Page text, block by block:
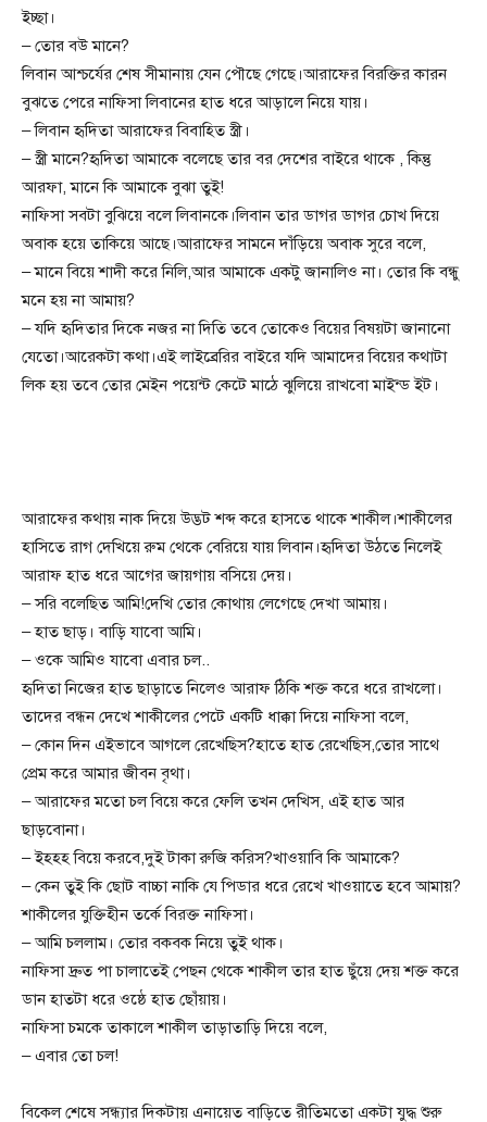
ইচ্ছা।
– তোর বউ মানে?
লিবান আশ্চর্যের শেষ সীমানায় যেন পৌছে গেছে।আরাফের বিরক্তির কারন
বুঝতে পেরে নাফিসা লিবানের হাত ধরে আড়ালে নিয়ে যায়।
– লিবান হৃদিতা আরাফের বিবাহিত স্ত্রী।
– স্ত্রী মানে?হৃদিতা আমাকে বলেছে তার বর দেশের বাইরে থাকে , কিন্তু
আরফা, মানে কি আমাকে বুঝা তুই!
নাফিসা সবটা বুঝিয়ে বলে লিবানকে।লিবান তার ডাগর ডাগর চোখ দিয়ে
অবাক হয়ে তাকিয়ে আছে।আরাফের সামনে দাঁড়িয়ে অবাক সুরে বলে,
– মানে বিয়ে শাদী করে নিলি,আর আমাকে একটু জানালিও না। তোর কি বন্ধু
মনে হয় না আমায়?
– যদি হৃদিতার দিকে নজর না দিতি তবে তোকেও বিয়ের বিষয়টা জানানো
যেতো।আরেকটা কথা।এই লাইব্রেরির বাইরে যদি আমাদের বিয়ের কথাটা
লিক হয় তবে তোর মেইন পয়েন্ট কেটে মাঠে ঝুলিয়ে রাখবো মাইন্ড ইট।
আরাফের কথায় নাক দিয়ে উদ্ভট শব্দ করে হাসতে থাকে শাকীল।শাকীলের
হাসিতে রাগ দেখিয়ে রুম থেকে বেরিয়ে যায় লিবান।হৃদিতা উঠতে নিলেই
আরাফ হাত ধরে আগের জায়গায় বসিয়ে দেয়।
– সরি বলেছিত আমি!দেখি তোর কোথায় লেগেছে দেখা আমায়।
– হাত ছাড়। বাড়ি যাবো আমি।
– ওকে আমিও যাবো এবার চল..
হৃদিতা নিজের হাত ছাড়াতে নিলেও আরাফ ঠিকি শক্ত করে ধরে রাখলো।
তাদের বন্ধন দেখে শাকীলের পেটে একটি ধাক্কা দিয়ে নাফিসা বলে,
– কোন দিন এইভাবে আগলে রেখেছিস?হাতে হাত রেখেছিস,তোর সাথে
প্রেম করে আমার জীবন বৃথা।
– আরাফের মতো চল বিয়ে করে ফেলি তখন দেখিস, এই হাত আর
ছাড়বোনা।
– ইহহহ বিয়ে করবে,দুই টাকা রুজি করিস?খাওয়াবি কি আমাকে?
– কেন তুই কি ছোট বাচ্চা নাকি যে পিডার ধরে রেখে খাওয়াতে হবে আমায়?
শাকীলের যুক্তিহীন তর্কে বিরক্ত নাফিসা।
– আমি চললাম। তোর বকবক নিয়ে তুই থাক।
নাফিসা দ্রুত পা চালাতেই পেছন থেকে শাকীল তার হাত ছুঁয়ে দেয় শক্ত করে
ডান হাতটা ধরে ওষ্ঠে হাত ছোঁয়ায়।
নাফিসা চমকে তাকালে শাকীল তাড়াতাড়ি দিয়ে বলে,
– এবার তো চল!
বিকেল শেষে সন্ধ্যার দিকটায় এনায়েত বাড়িতে রীতিমতো একটা যুদ্ধ শুরু